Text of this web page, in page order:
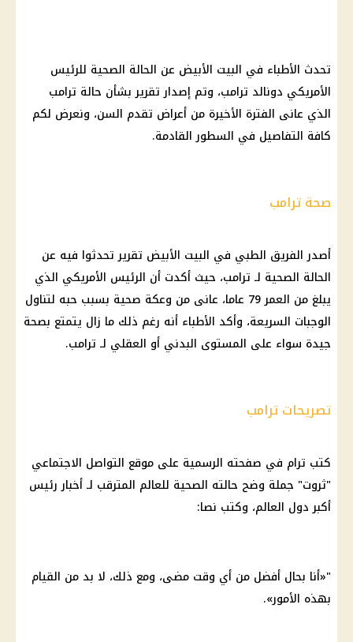
تحدث الأطباء في البيت الأبيض عن الحالة الصحية للرئيس
الأمريكي دونالد ترامب، وتم إصدار تقرير بشأن حالة ترامب
الذي عانى الفترة الأخيرة من أعراض تقدم السن، ونعرض لكم
كافة التفاصيل في السطور القادمة.
صحة ترامب
أصدر الفريق الطبي في البيت الأبيض تقرير تحدثوا فيه عن
الحالة الصحية لـ ترامب، حيث أكدت أن الرئيس الأمريكي الذي
يبلغ من العمر 79 عاما، عانى من وعكة صحية بسبب حبه لتناول
الوجبات السريعة، وأكد الأطباء أنه رغم ذلك ما زال يتمتع بصحة
جيدة سواء على المستوى البدني أو العقلي لـ ترامب.
تصريحات ترامب
كتب ترام في صفحته الرسمية على موقع التواصل الاجتماعي
"ثروت" جملة وضح حالته الصحية للعالم المترقب لـ أخبار رئيس
أكبر دول العالم، وكتب نصا:
"«أنا بحال أفضل من أي وقت مضى، ومع ذلك، لا بد من القيام
بهذه الأمور».